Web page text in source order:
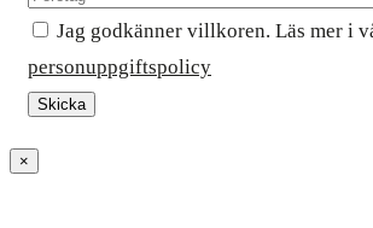
Jag godkänner villkoren. Läs mer i
personuppgiftspolicy
×